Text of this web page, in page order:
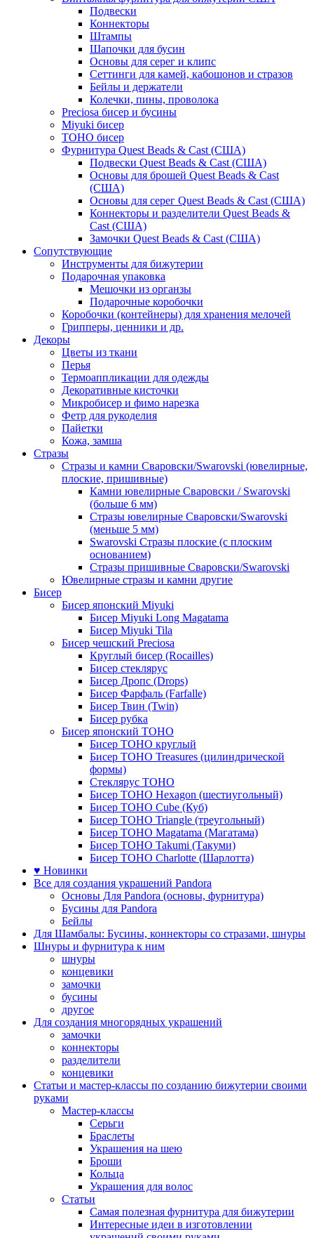
Подвески
Коннекторы
Штампы
Шапочки для бусин
Основы для серег и клипс
Сеттинги для камей, кабошонов и стразов
Бейлы и держатели
Колечки, пины, проволока
Preciosa бисер и бусины
Miyuki бисер
TOHO бисер
Фурнитура Quest Beads & Cast (США)
Подвески Quest Beads & Cast (США)
Основы для брошей Quest Beads & Cast
(США)
Основы для серег Quest Beads & Cast (США)
Коннекторы и разделители Quest Beads &
Cast (США)
Замочки Quest Beads & Cast (США)
Сопутствующие
Инструменты для бижутерии
Подарочная упаковка
Мешочки из органзы
Подарочные коробочки
Коробочки (контейнеры) для хранения мелочей
Грипперы, ценники и др.
Декоры
Цветы из ткани
Перья
Термоаппликации для одежды
Декоративные кисточки
Микробисер и фимо нарезка
Фетр для рукоделия
Пайетки
Кожа, замша
Стразы
Стразы и камни Сваровски/Swarovski (ювелирные,
плоские, пришивные)
Камни ювелирные Сваровски / Swarovski
(больше 6 мм)
Стразы ювелирные Сваровски/Swarovski
(меньше 5 мм)
Swarovski Стразы плоские (с плоским
основанием)
Стразы пришивные Сваровски/Swarovski
Ювелирные стразы и камни другие
Бисер
Бисер японский Miyuki
Бисер Miyuki Long Magatama
Бисер Miyuki Tila
Бисер чешский Preciosa
Круглый бисер (Rocailles)
Бисер стеклярус
Бисер Дропс (Drops)
Бисер Фарфаль (Farfalle)
Бисер Твин (Twin)
Бисер рубка
Бисер японский TOHO
Бисер TOHO круглый
Бисер TOHO Treasures (цилиндрической
формы)
Стеклярус TOHO
Бисер TOHO Hexagon (шестиугольный)
Бисер TOHO Cube (Куб)
Бисер TOHO Triangle (треугольный)
Бисер TOHO Magatama (Магатама)
Бисер TOHO Takumi (Такуми)
Бисер TOHO Charlotte (Шарлотта)
♥ Новинки
Все для создания украшений Pandora
Основы Для Pandora (основы, фурнитура)
Бусины для Pandora
Бейлы
Для Шамбалы: Бусины, коннекторы со стразами, шнуры
Шнуры и фурнитура к ним
шнуры
концевики
замочки
бусины
другое
Для создания многорядных украшений
замочки
коннекторы
разделители
концевики
Статьи и мастер-классы по созданию бижутерии своими
руками
Мастер-классы
Серьги
Браслеты
Украшения на шею
Броши
Кольца
Украшения для волос
Статьи
Самая полезная фурнитура для бижутерии
Интересные идеи в изготовлении